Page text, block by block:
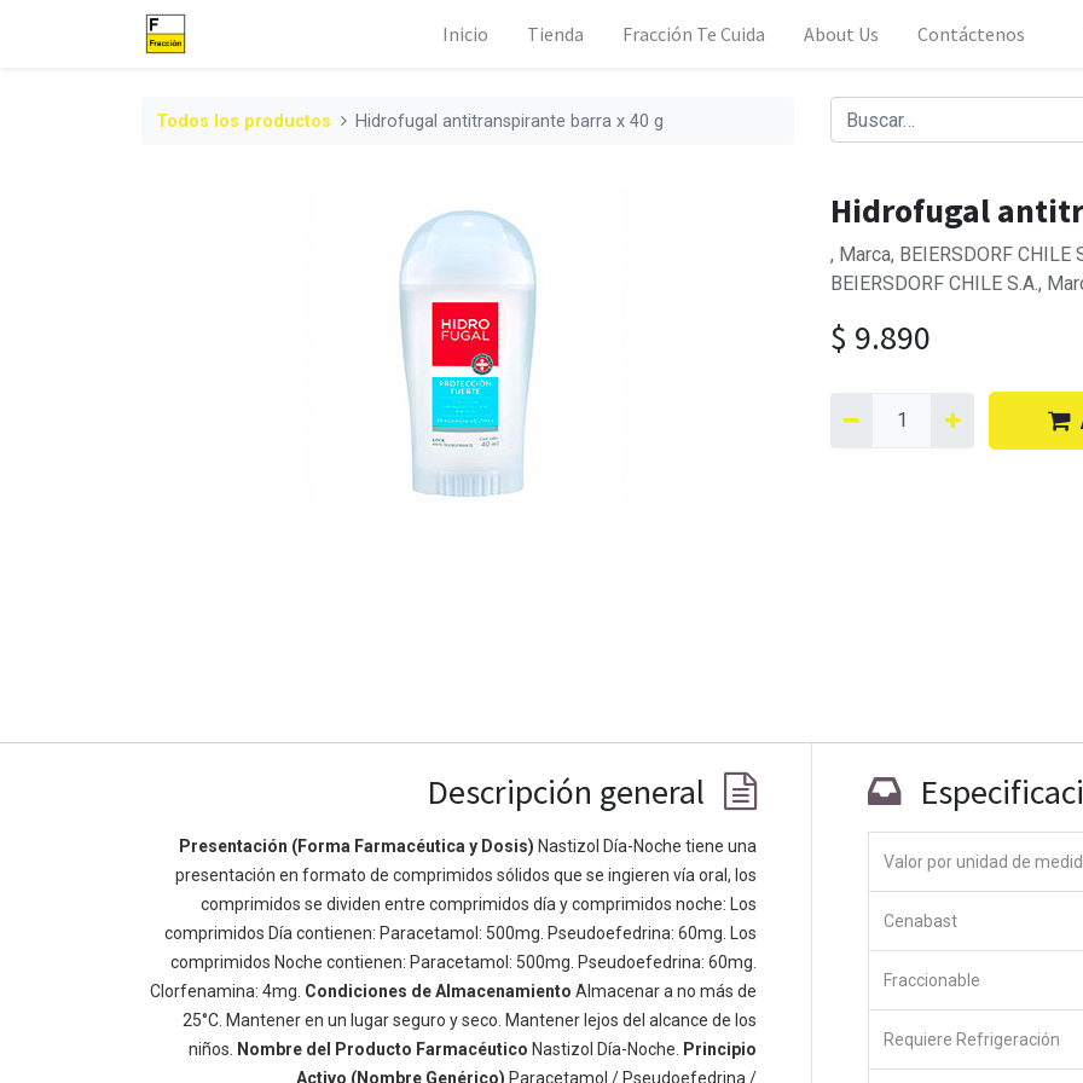
Inicio Tienda Fracción Te Cuida About Us Contáctenos
Todos los productos Hidrofugal antitranspirante barra x 40 g
Hidrofugal
, Marca, BEIERSDORF
BEIERSDORF CHILE S.A.,
$ 9.890
Descripción general
Presentación (Forma Farmacéutica y Dosis) Nastizol Día-Noche tiene una
presentación en formato de comprimidos sólidos que se ingieren vía oral, los
comprimidos se dividen entre comprimidos día y comprimidos noche: Los
comprimidos Día contienen: Paracetamol: 500mg. Pseudoefedrina: 60mg. Los
comprimidos Noche contienen: Paracetamol: 500mg. Pseudoefedrina: 60mg.
Clorfenamina: 4mg. Condiciones de Almacenamiento Almacenar a no más de
25°C. Mantener en un lugar seguro y seco. Mantener lejos del alcance de los
niños.
Nombre del Producto Farmacéutico Nastizol Día-Noche.
Principio
Activo (Nombre Genérico) Paracetamol / Pseudoefedrina /
Valor por unidad de
Cenabast
Fraccionable
Requiere Refrigeración
Enlaces de Ínteres
Inicio
Acerca de
Productos
Servicios
Política de privacidad
Acerca de
Somos un equipo de personas apasionadas cuyo objetivo es
mejorar la vida de todos a través de productos disruptivos.
Construimos grandes productos para resolver sus problemas
de negocio. Nuestros productos están diseñados para
pequeñas y medianas empresas dispuestas a optimizar su
rendimiento.